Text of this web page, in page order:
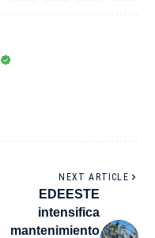
NEXT ARTICLE
EDEESTE
intensifica
mantenimiento